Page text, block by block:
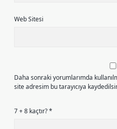
Web Sitesi
Daha sonraki yorumlarımda
site adresim bu tarayıcıya
7 + 8 kaçtır?*